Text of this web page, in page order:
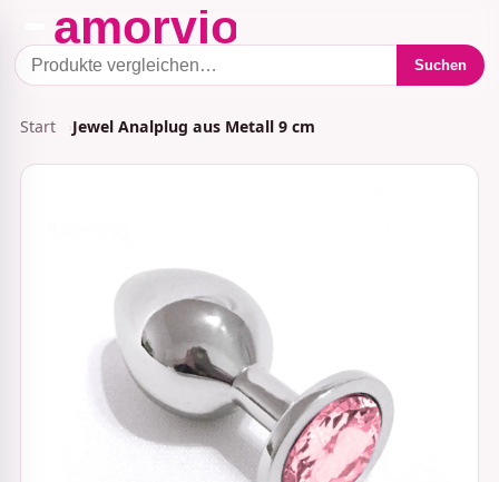
Suchen
Start Jewel Analplug aus Metall 9 cm